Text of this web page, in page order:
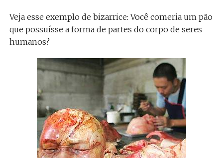
Veja esse exemplo de bizarrice: Você comeria um pão
que possuísse a forma de partes do corpo de seres
humanos?